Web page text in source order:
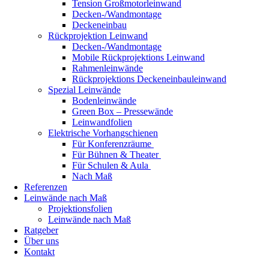
Tension Großmotorleinwand
Decken-/Wandmontage
Deckeneinbau
Rückprojektion Leinwand
Decken-/Wandmontage
Mobile Rückprojektions Leinwand
Rahmenleinwände
Rückprojektions Deckeneinbauleinwand
Spezial Leinwände
Bodenleinwände
Green Box – Pressewände
Leinwandfolien
Elektrische Vorhangschienen
Für Konferenzräume
Für Bühnen & Theater
Für Schulen & Aula
Nach Maß
Referenzen
Leinwände nach Maß
Projektionsfolien
Leinwände nach Maß
Ratgeber
Über uns
Kontakt